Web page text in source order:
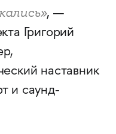
, —
Григорий
наставник
и саунд-